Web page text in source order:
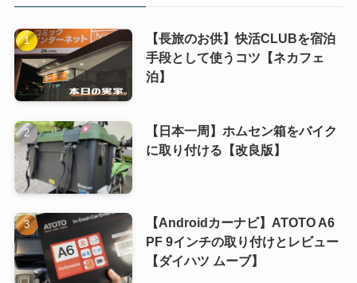
【長旅のお供】快活CLUBを宿泊
手段として使うコツ【ネカフェ
泊】
【日本一周】ホムセン箱をバイク
に取り付ける【改良版】
【Androidカーナビ】ATOTO A6
PF 9インチの取り付けとレビュー
【ダイハツ ムーブ】